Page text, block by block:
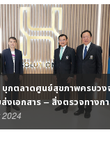
ตลาดศูนย์สุขภาพครบวงจร
เอกสาร – สิ่งตรวจทางการ